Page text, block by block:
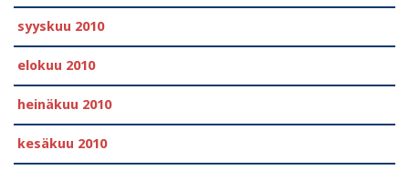
syyskuu 2010
elokuu 2010
heinäkuu 2010
kesäkuu 2010